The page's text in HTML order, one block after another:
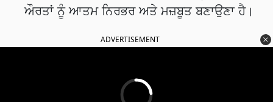
ਔਰਤਾਂ ਨੂੰ ਆਤਮ ਨਿਰਭਰ ਅਤੇ ਮਜ਼ਬੂਤ ​​ਬਣਾਉਣਾ ਹੈ।
ADVERTISEMENT